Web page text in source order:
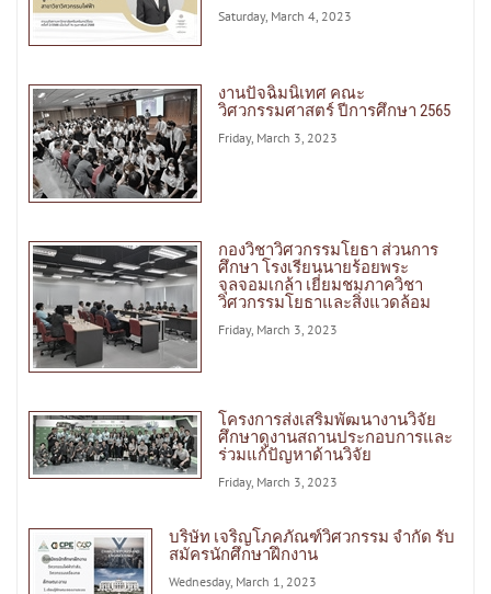
Saturday, March 4, 2023
งานปัจฉิมนิเทศ คณะ
วิศวกรรมศาสตร์ ปีการศึกษา 2565
Friday, March 3, 2023
กองวิชาวิศวกรรมโยธา ส่วนการ
ศึกษา โรงเรียนนายร้อยพระ
จุลจอมเกล้า เยี่ยมชมภาควิชา
วิศวกรรมโยธาและสิ่งแวดล้อม
Friday, March 3, 2023
โครงการส่งเสริมพัฒนางานวิจัย
ศึกษาดูงานสถานประกอบการและ
ร่วมแก้ปัญหาด้านวิจัย
Friday, March 3, 2023
บริษัท เจริญโภคภัณฑ์วิศวกรรม จำกัด รับ
สมัครนักศึกษาฝึกงาน
Wednesday, March 1, 2023